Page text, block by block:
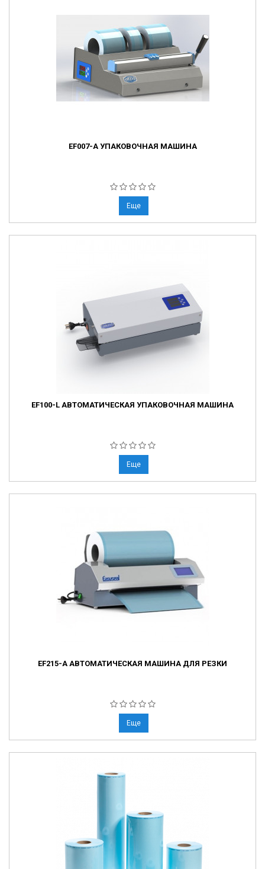
EF007-A УПАКОВОЧНАЯ МАШИНА
Еще
EF100-L АВТОМАТИЧЕСКАЯ УПАКОВОЧНАЯ МАШИНА
Еще
EF215-A АВТОМАТИЧЕСКАЯ МАШИНА ДЛЯ РЕЗКИ
Еще